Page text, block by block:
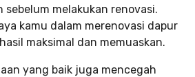
sebelum melakukan renovasi.
kamu dalam merenovasi dapur
maksimal dan memuaskan.
yang baik juga mencegah